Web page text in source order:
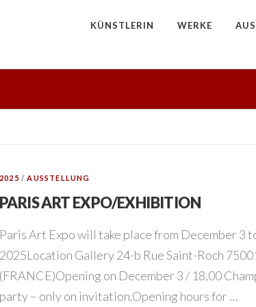
KÜNSTLERIN WERKE
2025 /AUSSTELLUNG
PARIS ART EXPO/EXHIBITION
Paris Art Expo will take place from December 3
2025Location Gallery 24-b Rue Saint-Roch
(FRANCE)Opening on December 3 / 18,00
party – only on invitation.Opening hours for …